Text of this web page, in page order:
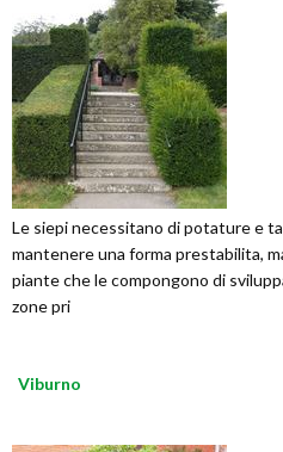
Le siepi necessitano di potature e
mantenere una forma prestabilita,
piante che le compongono di
zone pri
Viburno